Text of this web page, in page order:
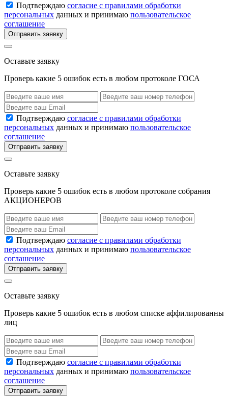
Подтверждаю согласие с правилами обработки
персональных данных и принимаю пользовательское
соглашение
Отправить заявку
Оставьте заявку
Проверь какие 5 ошибок есть в любом протоколе ГОСА
Подтверждаю согласие с правилами обработки
персональных данных и принимаю пользовательское
соглашение
Отправить заявку
Оставьте заявку
Проверь какие 5 ошибок есть в любом протоколе собрания
АКЦИОНЕРОВ
Подтверждаю согласие с правилами обработки
персональных данных и принимаю пользовательское
соглашение
Отправить заявку
Оставьте заявку
Проверь какие 5 ошибок есть в любом списке аффилированны
лиц
Подтверждаю согласие с правилами обработки
персональных данных и принимаю пользовательское
соглашение
Отправить заявку